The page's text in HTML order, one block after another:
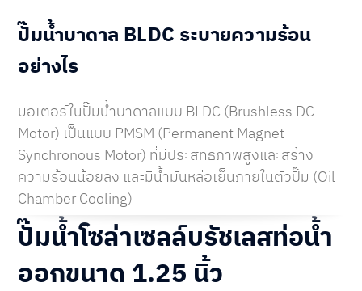
ปั๊มน้ำบาดาล BLDC ระบายความร้อน
อย่างไร
มอเตอร์ในปั๊มน้ำบาดาลแบบ BLDC (Brushless DC
Motor) เป็นแบบ PMSM (Permanent Magnet
Synchronous Motor) ที่มีประสิทธิภาพสูงและสร้าง
ความร้อนน้อยลง และมีน้ำมันหล่อเย็นภายในตัวปั๊ม (Oil
Chamber Cooling)
ปั๊มน้ำโซล่าเซลล์บรัชเลสท่อน้ำ
ออกขนาด 1.25 นิ้ว